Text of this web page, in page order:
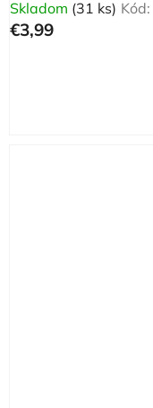
Skladom (31 ks) Kód:
€3,99